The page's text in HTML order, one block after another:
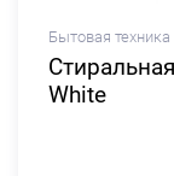
Бытовая техника
White